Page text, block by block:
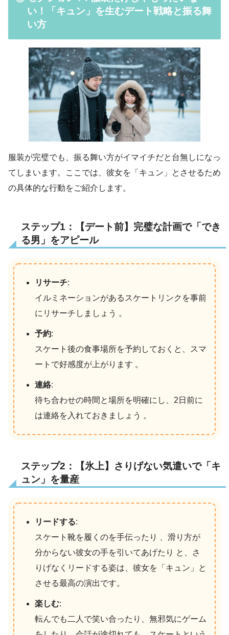
い！「キュン」を生むデート戦略と振る舞
い方
服装が完璧でも、振る舞い方がイマイチだと台無しになっ
てしまいます。ここでは、彼女を「キュン」とさせるため
の具体的な行動をご紹介します。
ステップ1：【デート前】完璧な計画で「でき
る男」をアピール
リサーチ:
イルミネーションがあるスケートリンクを事前
にリサーチしましょう 。
予約:
スケート後の食事場所を予約しておくと、スマ
ートで好感度が上がります 。
連絡:
待ち合わせの時間と場所を明確にし、2日前に
は連絡を入れておきましょう 。
ステップ2：【氷上】さりげない気遣いで「キ
ュン」を量産
リードする:
スケート靴を履くのを手伝ったり 、滑り方が
分からない彼女の手を引いてあげたり と、さ
りげなくリードする姿は、彼女を「キュン」と
させる最高の演出です。
楽しむ:
転んでも二人で笑い合ったり、無邪気にゲーム